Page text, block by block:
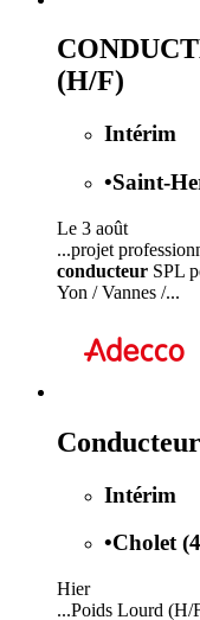
(H/F)
Intérim
•Saint-
Le 3 août
...projet
conducteur SPL
Yon / Vannes /...
Intérim
•Cholet
Hier
...Poids Lourd (H/